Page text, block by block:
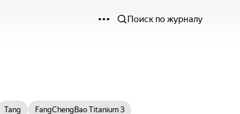
Поиск по журналу
Tang FangChengBao Titanium 3